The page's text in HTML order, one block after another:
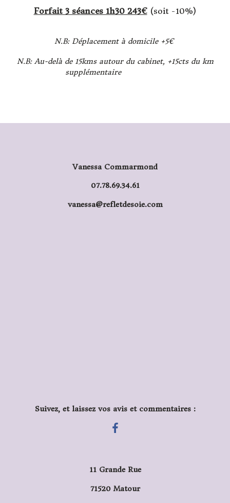
Forfait 3 séances 1h30 243€(soit -10%)
N.B: Déplacement à domicile +5€
N.B: Au-delà de 15kms autour du cabinet, +15cts du km
supplémentaire
Vanessa Commarmond
07.78.69.34.61
vanessa@refletdesoie.com
Suivez, et laissez vos avis et commentaires :
11 Grande Rue
71520 Matour